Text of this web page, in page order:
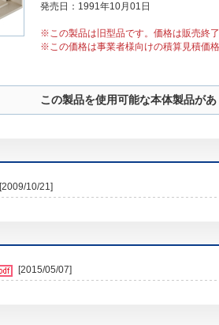
発売日：1991年10月01日
※この製品は旧型品です。価格は販売終
※この価格は事業者様向けの積算見積価
この製品を使用可能な本体製品が
[2009/10/21]
[2015/05/07]